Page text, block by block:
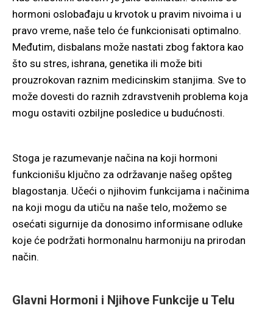
hormoni oslobađaju u krvotok u pravim nivoima i u
pravo vreme, naše telo će funkcionisati optimalno.
Međutim, disbalans može nastati zbog faktora kao
što su stres, ishrana, genetika ili može biti
prouzrokovan raznim medicinskim stanjima. Sve to
može dovesti do raznih zdravstvenih problema koja
mogu ostaviti ozbiljne posledice u budućnosti.
Stoga je razumevanje načina na koji hormoni
funkcionišu ključno za održavanje našeg opšteg
blagostanja. Učeći o njihovim funkcijama i načinima
na koji mogu da utiču na naše telo, možemo se
osećati sigurnije da donosimo informisane odluke
koje će podržati hormonalnu harmoniju na prirodan
način.
Glavni Hormoni i Njihove Funkcije u Telu